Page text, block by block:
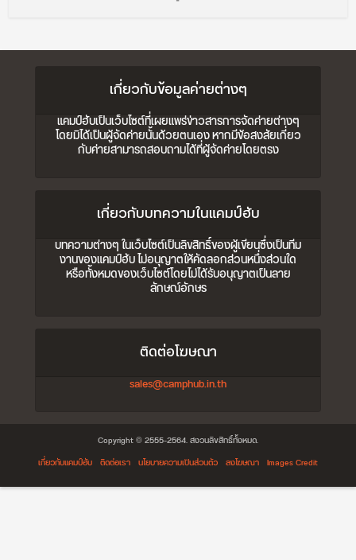
เกี่ยวกับข้อมูลค่ายต่างๆ
แคมป์ฮับเป็นเว็บไซต์ที่เผยแพร่ข่าวสารการจัดค่ายต่างๆ
โดยมิได้เป็นผู้จัดค่ายนั้นด้วยตนเอง หากมีข้อสงสัยเกี่ยว
กับค่ายสามารถสอบถามได้ที่ผู้จัดค่ายโดยตรง
เกี่ยวกับบทความในแคมป์ฮับ
บทความต่างๆ ในเว็บไซต์เป็นลิขสิทธิ์ของผู้เขียนซึ่งเป็นทีม
งานของแคมป์ฮับ ไม่อนุญาตให้คัดลอกส่วนหนึ่งส่วนใด
หรือทั้งหมดของเว็บไซต์โดยไม่ได้รับอนุญาตเป็นลาย
ลักษณ์อักษร
ติดต่อโฆษณา
sales@camphub.in.th
Copyright © 2555-2564. สงวนลิขสิทธิ์ทั้งหมด.
เกี่ยวกับแคมป์ฮับ ติดต่อเรา นโยบายความเป็นส่วนตัว ลงโฆษณา Images Credit